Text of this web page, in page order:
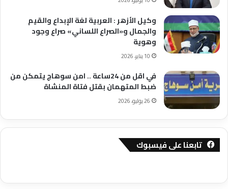
وكيل الأزهر : العربية لغة الإبداع والقيم
والجمال و«الصراع اللساني» صراع وجود
وهوية
10 يناير، 2026
في اقل من 24ساعة .. امن سوهاج يتمكن من
ضبط المتهمان بقتل فتاة المنشاة
26 يوليو، 2026
تابعنا على فيسبوك